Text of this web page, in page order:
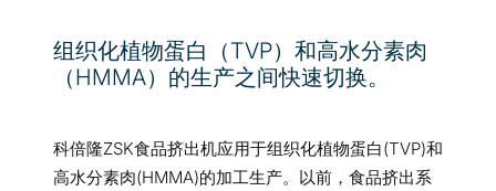
组织化植物蛋白（TVP）和高水分素肉
（HMMA）的生产之间快速切换。
科倍隆ZSK食品挤出机应用于组织化植物蛋白(TVP)和
高水分素肉(HMMA)的加工生产。以前，食品挤出系